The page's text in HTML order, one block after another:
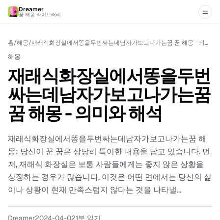
Dreamer
꿈 해몽 라이브러리
홈/해몽/ 재래식화장실에서똥을두번싸는데남자가보고나가는꿈 꿈 해몽 - 의미와 해석
해몽
재래식화장실에서똥을두번
싸는데남자가보고나가는꿈
꿈 해몽 - 의미와 해석
재래식화장실에서똥을두번싸는데남자가보고나가는꿈 해
몽: 당신이 꾼 꿈은 상당히 특이한 내용을 담고 있습니다. 먼
저, 재래식 화장실은 보통 사람들에게는 좋지 않은 상황을
상징하는 경우가 많습니다. 이것은 어떤 면에서는 당신의 삶
이나 상황이 현재 만족스럽지 않다는 것을 나타낼...
Dreamer2024-04-021분 읽기